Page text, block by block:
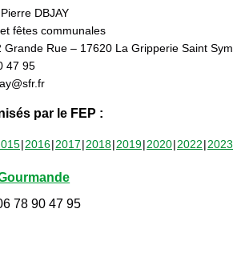
DBJAY
fêtes communales
Grande Rue – 17620 La Gripperie Saint
47 95
par le FEP :
2016 2017 2018 2019 2020 2022 2023
78 90 47 95